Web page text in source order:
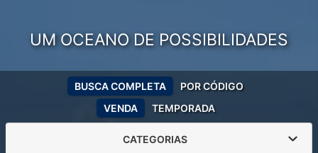
UM OCEANO DE POSSIBILIDADES
VENDA TEMPORADA
BUSCA COMPLETA POR CÓDIGO
CATEGORIAS